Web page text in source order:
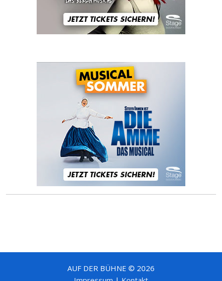
AUF DER BÜHNE © 2026